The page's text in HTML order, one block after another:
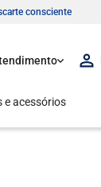
consciente
e acessórios